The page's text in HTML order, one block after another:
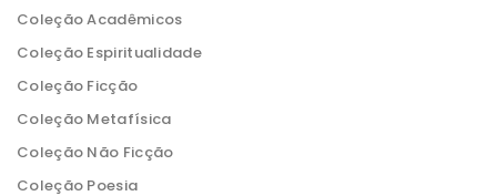
Coleção Acadêmicos
Coleção Espiritualidade
Coleção Ficção
Coleção Metafísica
Coleção Não Ficção
Coleção Poesia